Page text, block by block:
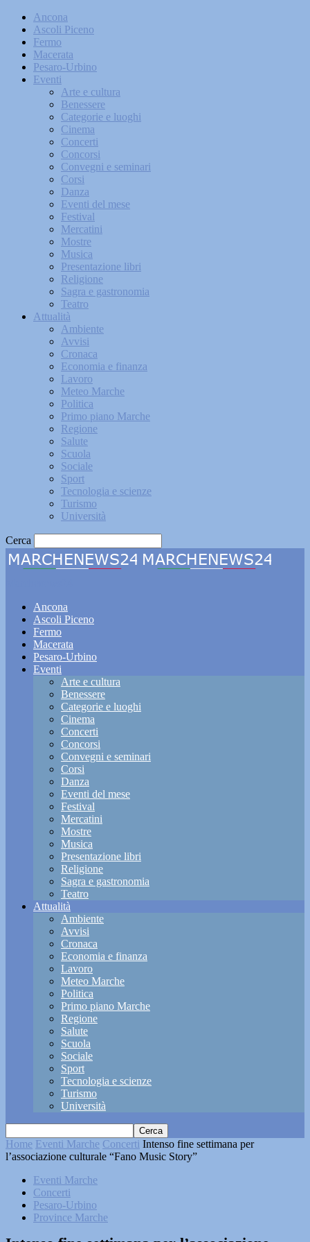
Ancona
Ascoli Piceno
Fermo
Macerata
Pesaro-Urbino
Eventi
Arte e cultura
Benessere
Categorie e luoghi
Cinema
Concerti
Concorsi
Convegni e seminari
Corsi
Danza
Eventi del mese
Festival
Mercatini
Mostre
Musica
Presentazione libri
Religione
Sagra e gastronomia
Teatro
Attualità
Ambiente
Avvisi
Cronaca
Economia e finanza
Lavoro
Meteo Marche
Politica
Primo piano Marche
Regione
Salute
Scuola
Sociale
Sport
Tecnologia e scienze
Turismo
Università
Cerca
Ancona
Ascoli Piceno
Fermo
Macerata
Pesaro-Urbino
Eventi
Arte e cultura
Benessere
Categorie e luoghi
Cinema
Concerti
Concorsi
Convegni e seminari
Corsi
Danza
Eventi del mese
Festival
Mercatini
Mostre
Musica
Presentazione libri
Religione
Sagra e gastronomia
Teatro
Attualità
Ambiente
Avvisi
Cronaca
Economia e finanza
Lavoro
Meteo Marche
Politica
Primo piano Marche
Regione
Salute
Scuola
Sociale
Sport
Tecnologia e scienze
Turismo
Università
Home Eventi Marche Concerti Intenso fine settimana per
l’associazione culturale “Fano Music Story”
Eventi Marche
Concerti
Pesaro-Urbino
Province Marche